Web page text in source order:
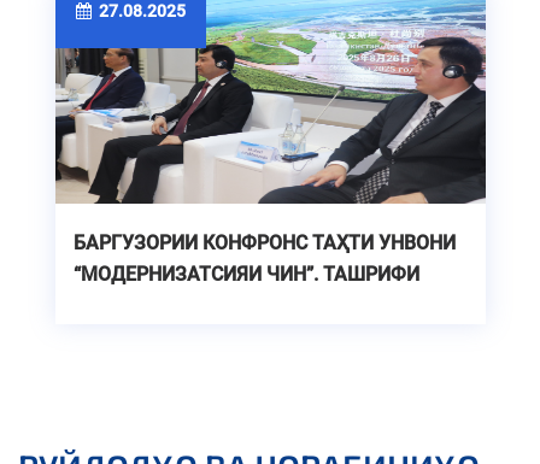
27.08.2025
БАРГУЗОРИИ КОНФРОНС ТАҲТИ УНВОНИ
“МОДЕРНИЗАТСИЯИ ЧИН”. ТАШРИФИ